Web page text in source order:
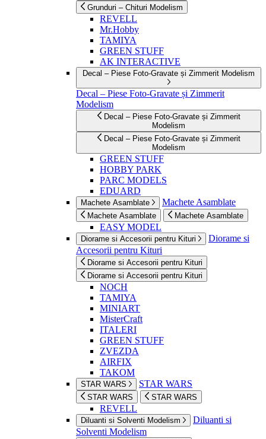
Grunduri – Chituri Modelism
REVELL
Mr.Hobby
TAMIYA
GREEN STUFF
AK INTERACTIVE
Decal – Piese Foto-Gravate și Zimmerit Modelism
Decal – Piese Foto-Gravate și Zimmerit
Modelism
Decal – Piese Foto-Gravate și Zimmerit
Modelism
Decal – Piese Foto-Gravate și Zimmerit
Modelism
GREEN STUFF
HOBBY PARK
PARC MODELS
EDUARD
Machete Asamblate Machete Asamblate
Machete Asamblate Machete Asamblate
EASY MODEL
Diorame si Accesorii pentru Kituri
Diorame si
Accesorii pentru Kituri
Diorame si Accesorii pentru Kituri
Diorame si Accesorii pentru Kituri
NOCH
TAMIYA
MINIART
MisterCraft
ITALERI
GREEN STUFF
ZVEZDA
AIRFIX
TAKOM
STAR WARS STAR WARS
STAR WARS STAR WARS
REVELL
Diluanti si Solventi Modelism
Diluanti si
Solventi Modelism